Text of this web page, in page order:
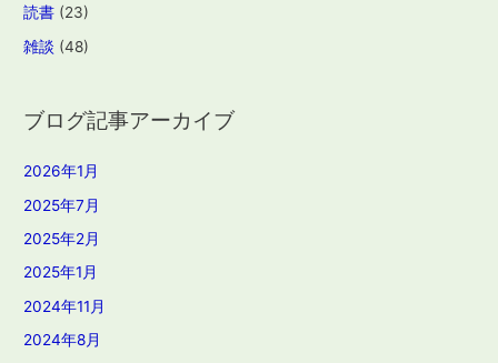
読書 (23)
雑談 (48)
ブログ記事アーカイブ
2026年1月
2025年7月
2025年2月
2025年1月
2024年11月
2024年8月